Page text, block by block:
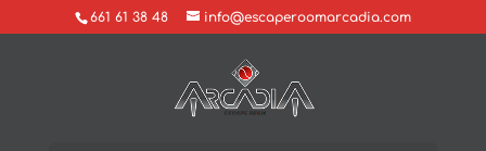
661 61 38 48 info@escaperoomarcadia.com